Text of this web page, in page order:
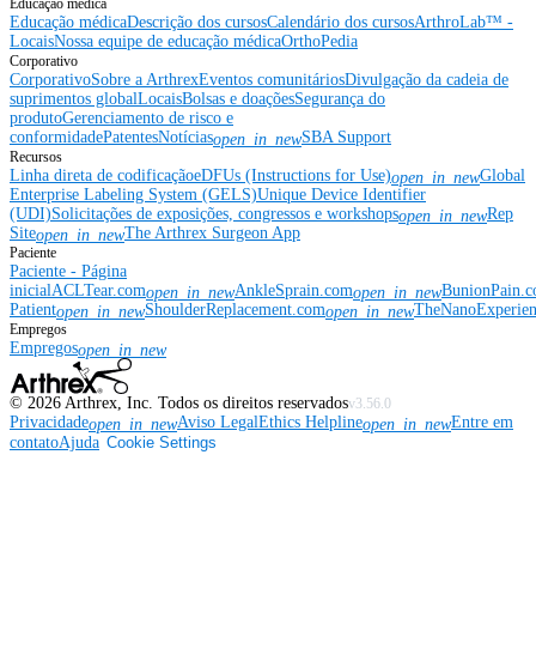
Educação médica
Educação médicaDescrição dos cursosCalendário dos cursosArthroLab™ -
LocaisNossa equipe de educação médicaOrthoPedia
Corporativo
CorporativoSobre a ArthrexEventos comunitáriosDivulgação da cadeia de
suprimentos globalLocaisBolsas e doaçõesSegurança do
produtoGerenciamento de risco e
conformidadePatentesNotíciasopen_in_newSBA Support
Recursos
Linha direta de codificaçãoeDFUs (Instructions for Use)open_in_newGlobal
Enterprise Labeling System (GELS)Unique Device Identifier
(UDI)Solicitações de exposições, congressos e workshopsopen_in_newRep
Siteopen_in_newThe Arthrex Surgeon App
Paciente
Paciente - Página
inicialACLTear.comopen_in_newAnkleSprain.comopen_in_new
Patientopen_in_newShoulderReplacement.comopen_in_new
Empregos
Empregosopen_in_new
© 2026 Arthrex, Inc. Todos os direitos reservadosv3.56.0
Privacidadeopen_in_newAviso LegalEthics Helplineopen_in_newEntre em
contatoAjuda Cookie Settings